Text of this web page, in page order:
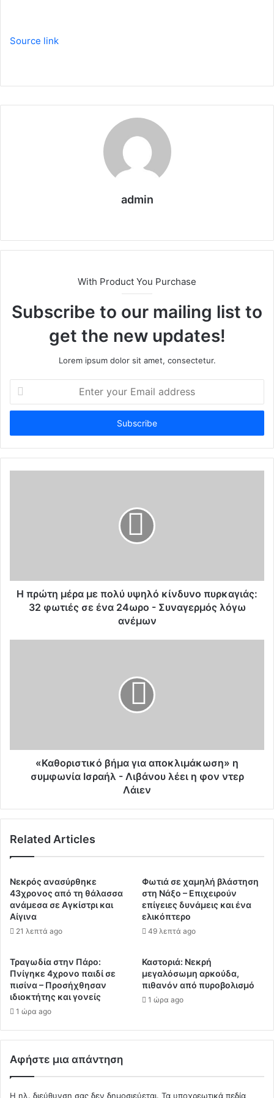
Source link
admin
b
i
t
e
With Product You Purchase
Subscribe to our mailing list to
get the new updates!
Lorem ipsum dolor sit amet, consectetur.
t
r
y
s
Η πρώτη μέρα με πολύ υψηλό κίνδυνο πυρκαγιάς:
32 φωτιές σε ένα 24ωρο - Συναγερμός λόγω
ανέμων
«Καθοριστικό βήμα για αποκλιμάκωση» η
συμφωνία Ισραήλ - Λιβάνου λέει η φον ντερ
Λάιεν
Related Articles
Νεκρός ανασύρθηκε
43χρονος από τη θάλασσα
ανάμεσα σε Αγκίστρι και
Αίγινα
21 λεπτά ago
Φωτιά σε χαμηλή βλάστηση
στη Νάξο – Επιχειρούν
επίγειες δυνάμεις και ένα
ελικόπτερο
49 λεπτά ago
Τραγωδία στην Πάρο:
Πνίγηκε 4χρονο παιδί σε
πισίνα – Προσήχθησαν
ιδιοκτήτης και γονείς
1 ώρα ago
Καστοριά: Νεκρή
μεγαλόσωμη αρκούδα,
πιθανόν από πυροβολισμό
1 ώρα ago
Αφήστε μια απάντηση
Η ηλ. διεύθυνση σας δεν δημοσιεύεται. Τα υποχρεωτικά πεδία